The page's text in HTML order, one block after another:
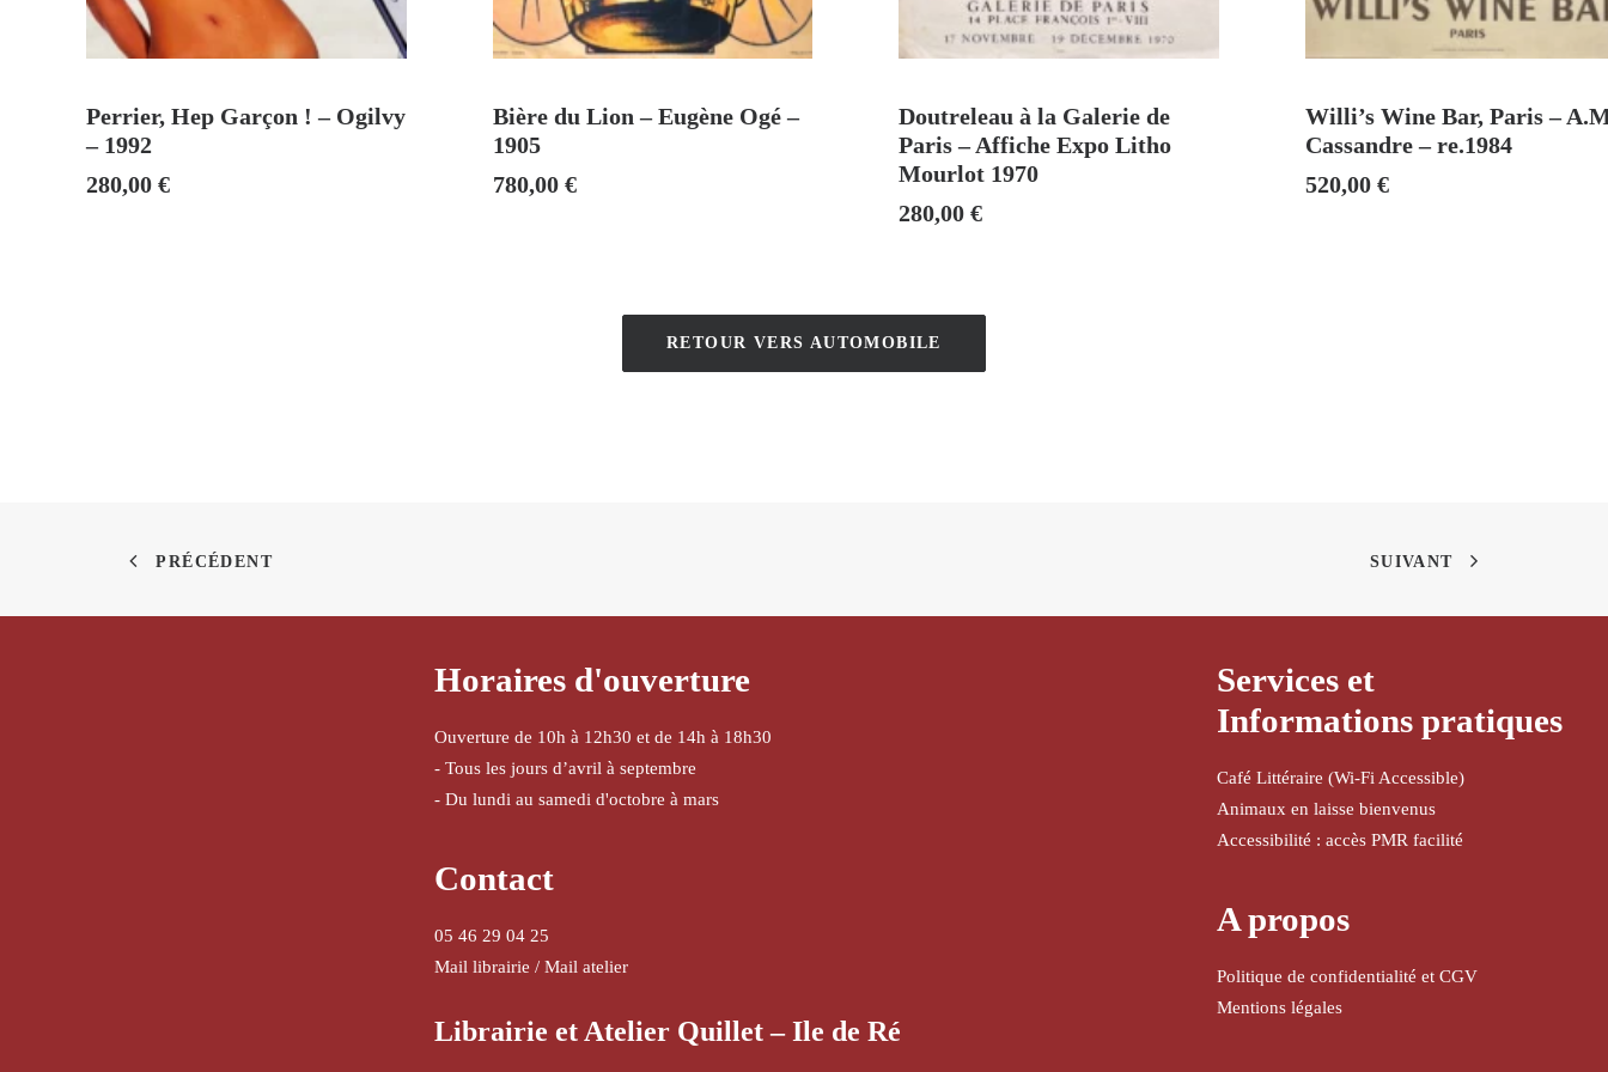
Perrier, Hep Garçon ! – Ogilvy
– 1992
280,00 €
Bière du Lion – Eugène Ogé –
1905
780,00 €
Doutreleau à la Galerie de
Paris – Affiche Expo Litho
Mourlot 1970
280,00€
Willi’s Wine Bar, Paris –
Cassandre – re.1984
520,00€
RETOUR VERS AUTOMOBILE
PRÉCÉDENT SUIVANT
Horaires d'ouverture
Ouverture de 10h à 12h30 et de 14h à 18h30
- Tous les jours d’avril à septembre
- Du lundi au samedi d'octobre à mars
Contact
05 46 29 04 25
Mail librairie / Mail atelier
Librairie et Atelier Quillet – Ile de Ré
Services et
Informations pratiques
Café Littéraire (Wi-Fi Accessible)
Animaux en laisse bienvenus
Accessibilité : accès PMR facilité
A propos
Politique de confidentialité et CGV
Mentions légales